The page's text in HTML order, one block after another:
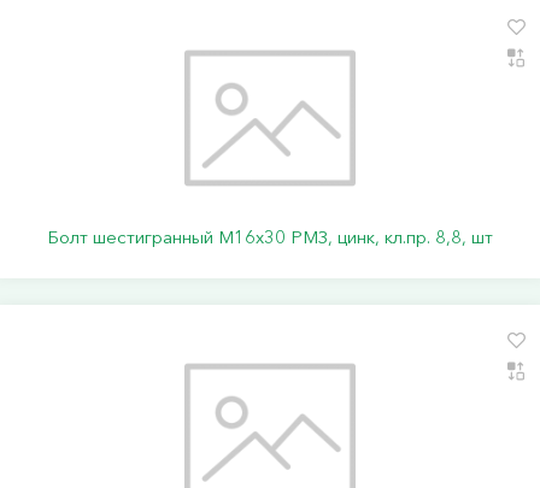
Болт шестигранный М16х30 РМЗ, цинк, кл.пр. 8,8, шт